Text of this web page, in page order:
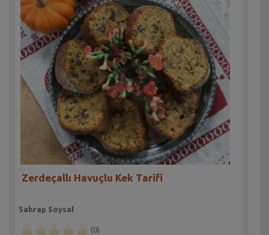
Zerdeçallı Havuçlu Kek Tarifi
Sahrap Soysal
(0)